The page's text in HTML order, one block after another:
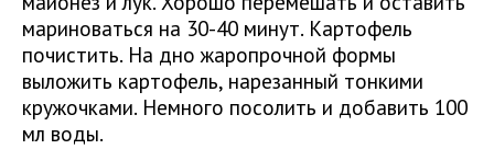
мариноваться на 30-40 минут. Картофель
почистить. На дно жаропрочной формы
выложить картофель, нарезанный тонкими
кружочками. Немного посолить и добавить 100
мл воды.